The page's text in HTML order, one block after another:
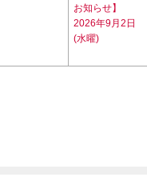
お知らせ】
2026年9月2日
(水曜)